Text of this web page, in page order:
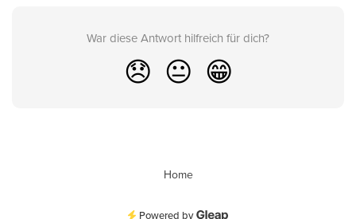
War diese Antwort hilfreich für dich?
😞 😐 😁
Home
Powered by